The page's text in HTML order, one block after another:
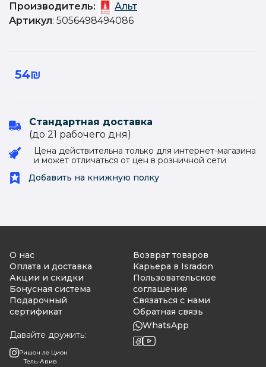
Производитель:
Альт
Артикул: 5056498494086
54₪
Стандартная доставка
(до 21 рабочего дня)
Цена действительна только для интернет-магазина
и может отличаться от цен в розничной сети
Добавить на книжную полку
О нас
Оплата и доставка
Акции и скидки
Бонусная система
Подарочный
сертификат
Давайте дружить:
Ришон ле Цион
Тель-Авив
Возврат товаров
Карьера в Isradon
Пользовательское
соглашение
Связаться с нами
Обратная связь
WhatsApp